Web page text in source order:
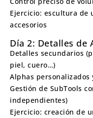
Ejercicio: escultura de
accesorios
Día 2: Detalles de
Detalles secundarios
piel, cuero…)
Alphas personalizados
Gestión de SubTools
independientes)
Ejercicio: creación de